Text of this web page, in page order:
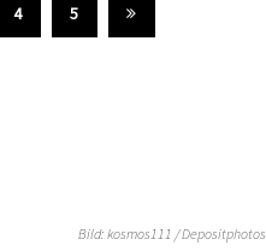
4 5
Bild: kosmos111 / Depositphotos